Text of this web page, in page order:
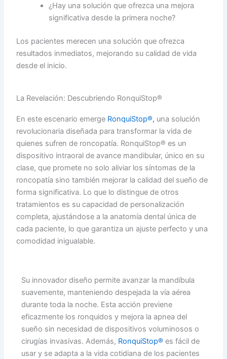
¿Hay una solución que ofrezca una mejora
significativa desde la primera noche?
Los pacientes merecen una solución que ofrezca
resultados inmediatos, mejorando su calidad de vida
desde el inicio.
La Revelación: Descubriendo RonquiStop®
En este escenario emerge RonquiStop®, una solución
revolucionaria diseñada para transformar la vida de
quienes sufren de roncopatía. RonquiStop® es un
dispositivo intraoral de avance mandibular, único en su
clase, que promete no solo aliviar los síntomas de la
roncopatía sino también mejorar la calidad del sueño de
forma significativa. Lo que lo distingue de otros
tratamientos es su capacidad de personalización
completa, ajustándose a la anatomía dental única de
cada paciente, lo que garantiza un ajuste perfecto y una
comodidad inigualable.
Su innovador diseño permite avanzar la mandíbula
suavemente, manteniendo despejada la vía aérea
durante toda la noche. Esta acción previene
eficazmente los ronquidos y mejora la apnea del
sueño sin necesidad de dispositivos voluminosos o
cirugías invasivas. Además, RonquiStop®es fácil de
usar y se adapta a la vida cotidiana de los pacientes